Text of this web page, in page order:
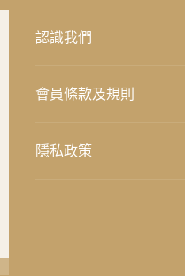
認識我們
會員條款及規則
隱私政策